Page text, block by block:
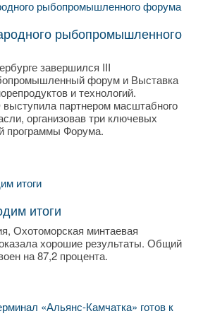
рыбопромышленного
завершился III
форум и Выставка
и технологий.
партнером масштабного
организовав три ключевых
программы Форума.
итоги
Охотоморская минтаевая
хорошие результаты. Общий
на 87,2 процента.